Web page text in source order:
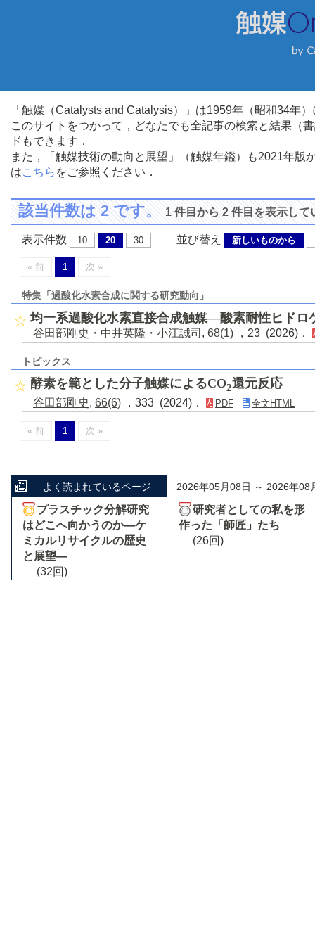
「触媒（Catalysts and Catalysis）」は1959年（昭和34年
このサイトをつかって，どなたでも全記事の検索と結果（
ドもできます．
また，「触媒技術の動向と展望」（触媒年鑑）も2021年
はこちら をご参照ください．
該当件数は 2 です。1 件目から 2 件目を表示して
表示件数 10 20 30 並び替え 新しいものから
« 前 1 次 »
特集「過酸化水素合成に関する研究動向」
均一系過酸化水素直接合成触媒―酸素耐性ヒド
谷田部剛史 ・ 中井英隆 ・ 小江誠司 , 68(1) ，23 (2026)．
トピックス
酵素を範とした分子触媒によるCO2還元反応
谷田部剛史, 66(6) ，333 (2024)． PDF 全文HTML
« 前 1 次 »
よく読まれているページ 2026年05月08日 ～ 2026年08
プラスチック分解研究
はどこへ向かうのか―ケ
ミカルリサイクルの歴史
と展望―
(32回)
研究者としての私を形
作った「師匠」たち
(26回)